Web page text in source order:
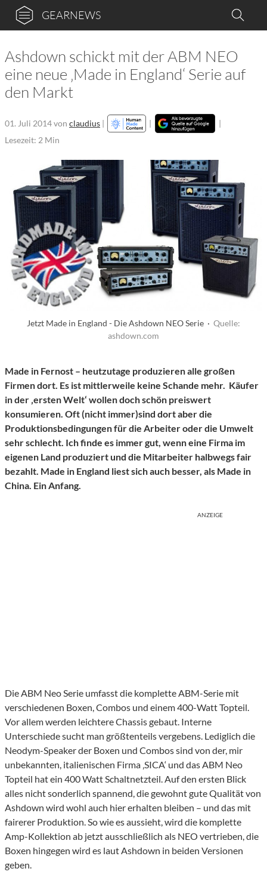
GEARNEWS
Ashdown schickt mit der ABM NEO
eine neue ‚Made in England‘ Serie auf
den Markt
01. Juli 2014von claudius | |
|
Lesezeit: 2 Min
Jetzt Made in England - Die Ashdown NEO Serie · Quelle:
ashdown.com
Made in Fernost – heutzutage produzieren alle großen
Firmen dort. Es ist mittlerweile keine Schande mehr. Käufer
in der ‚ersten Welt‘ wollen doch schön preiswert
konsumieren. Oft (nicht immer)sind dort aber die
Produktionsbedingungen für die Arbeiter oder die Umwelt
sehr schlecht. Ich finde es immer gut, wenn eine Firma im
eigenen Land produziert und die Mitarbeiter halbwegs fair
bezahlt. Made in England liest sich auch besser, als Made in
China. Ein Anfang.
ANZEIGE
Die ABM Neo Serie umfasst die komplette ABM-Serie mit
verschiedenen Boxen, Combos und einem 400-Watt Topteil.
Vor allem werden leichtere Chassis gebaut. Interne
Unterschiede sucht man größtenteils vergebens. Lediglich die
Neodym-Speaker der Boxen und Combos sind von der, mir
unbekannten, italienischen Firma ‚SICA‘ und das ABM Neo
Topteil hat ein 400 Watt Schaltnetzteil. Auf den ersten Blick
alles nicht sonderlich spannend, die gewohnt gute Qualität von
Ashdown wird wohl auch hier erhalten bleiben – und das mit
fairerer Produktion. So wie es aussieht, wird die komplette
Amp-Kollektion ab jetzt ausschließlich als NEO vertrieben, die
Boxen hingegen wird es laut Ashdown in beiden Versionen
geben.